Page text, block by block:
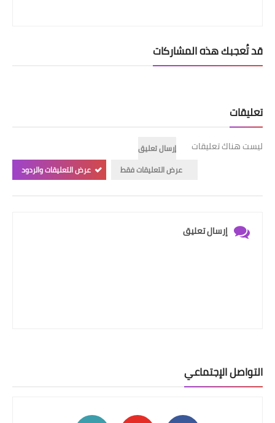
قد تُعجبك هذه المشاركات
تعليقات
ليست هناك تعليقات
إرسال تعليق
عرض التعليقات فقط
عرض التعليقات والردود
إرسال تعليق
التواصل الإجتماعي